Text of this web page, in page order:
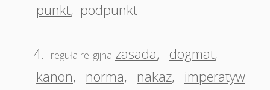
punkt, podpunkt
4. reguła religijna zasada, dogmat,
kanon, norma, nakaz, imperatyw